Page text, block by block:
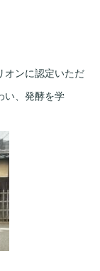
オンに認定いただ
い、発酵を学